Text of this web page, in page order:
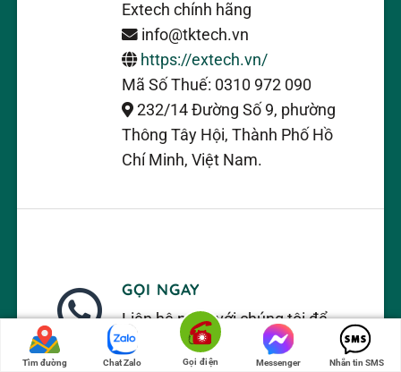
Extech chính hãng
info@tktech.vn
https://extech.vn/
Mã Số Thuế: 0310 972 090
232/14 Đường Số 9, phường
Thông Tây Hội, Thành Phố Hồ
Chí Minh, Việt Nam.
GỌI NGAY
Liên hệ ngay với chúng tôi để
được giá ưu đãi.
Tìm đường Chat Zalo Gọi điện Messenger Nhắn tin SMS